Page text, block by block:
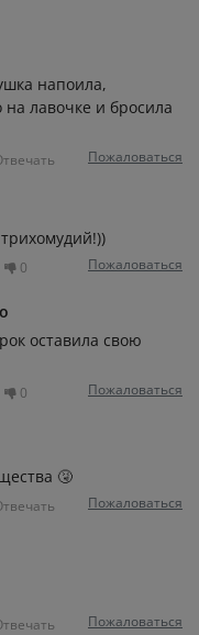
напоила,
лавочке и бросила
Пожаловаться
0 Пожаловаться
оставила свою
0 Пожаловаться
🤧
Пожаловаться
Пожаловаться